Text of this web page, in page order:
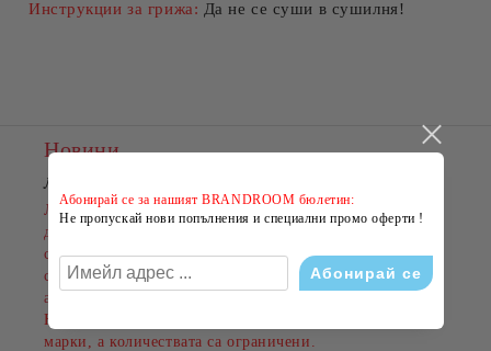
Инструкции за грижа: Да не се суши в сушилня!
Новини
ЛЯТНО НАМАЛЕНИЕ В BRANDROOM
Лятото е сезонът на новите емоции, свежите визии и
добрите оферти. Именно затова BRANDROOM
стартира своятаЛЯТНА РАЗПРОДАЖБА
с намаления до-50%
на избрани обувки, дрехи и
аксесоари.
Намаленията важат за разнообразни артикули и
марки, а количествата са ограничени.
Абонирай се за нашият BRANDROOM бюлетин:
Не пропускай нови попълнения и специални промо оферти !